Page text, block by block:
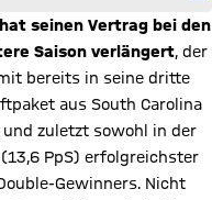
seinen Vertrag bei den
Saison verlängert, der
bereits in seine dritte
aus South Carolina
zuletzt sowohl in der
PpS) erfolgreichster
Gewinners. Nicht